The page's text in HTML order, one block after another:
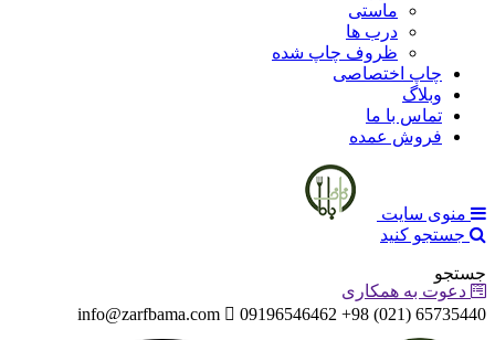
ماستی
درب ها
ظروف چاپ شده
چاپ اختصاصی
وبلاگ
تماس با ما
فروش عمده
منوی سایت
جستجو کنید
جستجو
دعوت به همکاری
65735440 (021) 98+ 09196546462
info@zarfbama.com